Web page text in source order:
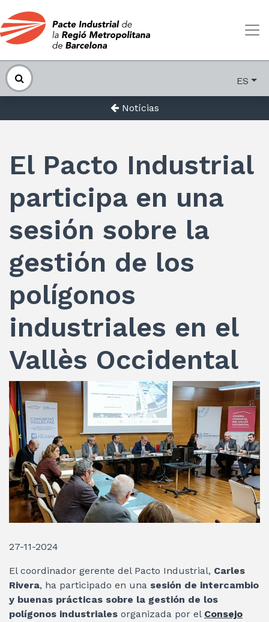
ES
Notícias
El Pacto Industrial
participa en una
sesión sobre la
gestión de los
polígonos
industriales en el
Vallès Occidental
27-11-2024
El coordinador gerente del Pacto Industrial, Carles
Rivera, ha participado en una sesión de intercambio
y buenas prácticas sobre la gestión de los
polígonos industriales organizada por el Consejo